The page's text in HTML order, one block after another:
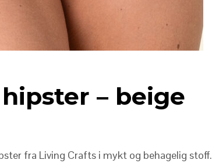
– beige
fra Living Crafts i mykt og behagelig stoff.